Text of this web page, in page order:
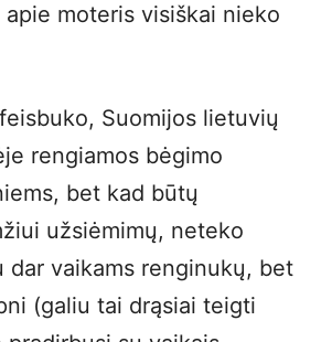
moteris visiškai nieko
Suomijos lietuvių
rengiamos bėgimo
bet kad būtų
užsiėmimų, neteko
dar vaikams renginukų, bet
(galiu tai drąsiai teigti